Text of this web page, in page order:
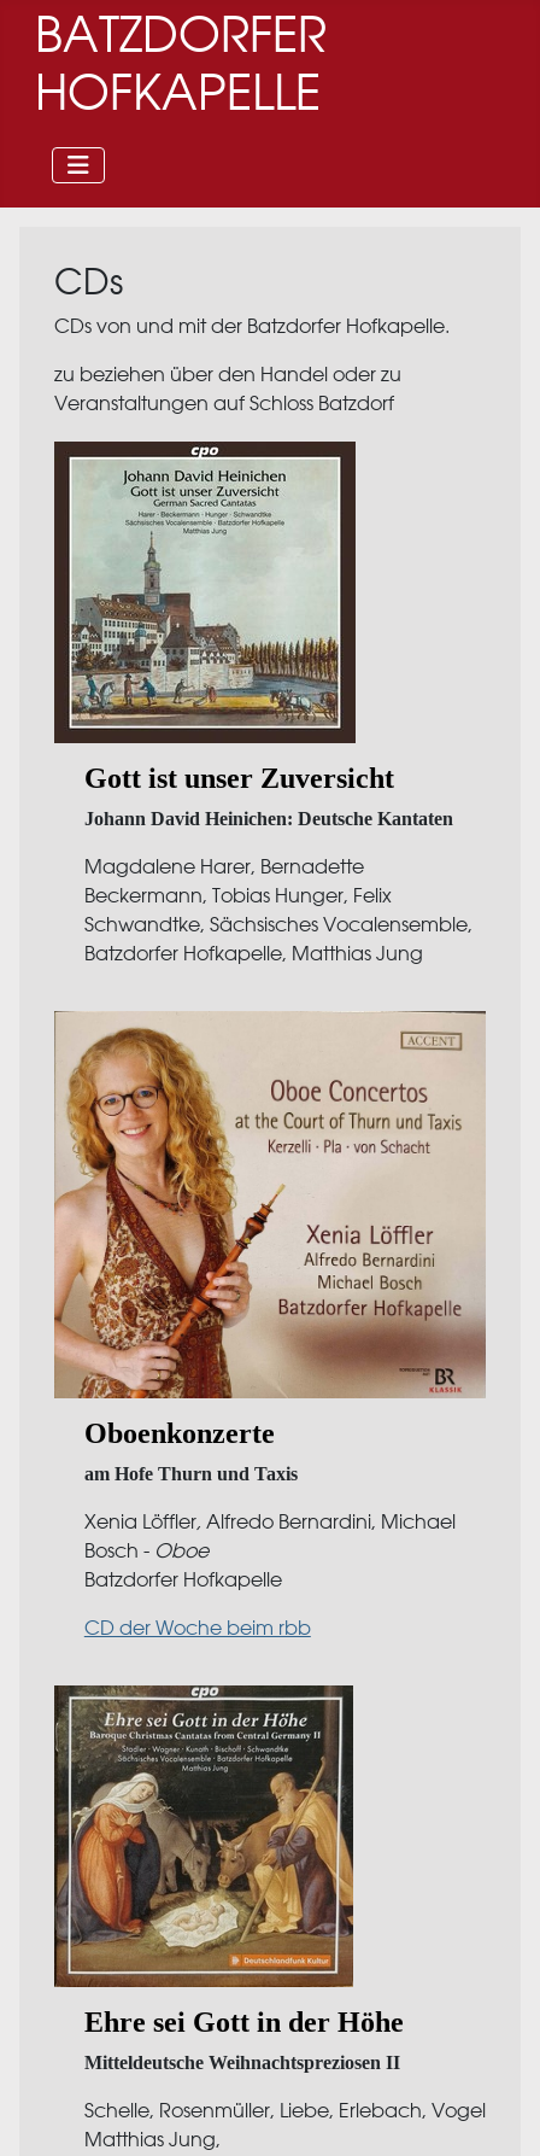
BATZDORFER
HOFKAPELLE
CDs
CDs von und mit der Batzdorfer Hofkapelle.
zu beziehen über den Handel oder zu
Veranstaltungen auf Schloss Batzdorf
Gott ist unser Zuversicht
Johann David Heinichen: Deutsche Kantaten
Magdalene Harer, Bernadette
Beckermann, Tobias Hunger, Felix
Schwandtke, Sächsisches Vocalensemble,
Batzdorfer Hofkapelle, Matthias Jung
Oboenkonzerte
am Hofe Thurn und Taxis
Xenia Löffler, Alfredo Bernardini, Michael
Bosch - Oboe
Batzdorfer Hofkapelle
CD der Woche beim rbb
Ehre sei Gott in der Höhe
Mitteldeutsche Weihnachtspreziosen II
Schelle, Rosenmüller, Liebe, Erlebach, Vogel
Matthias Jung,